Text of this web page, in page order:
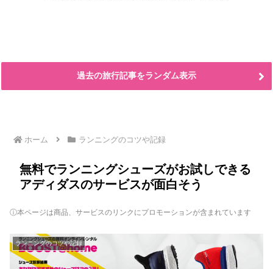
過去の旅行記事をランダム表示
ホーム ランニングのコツや記録
無料でランニングシューズがお試しできる
アディダスのサービスが面白そう
ⓘ本ページは商品、サービスのリンクにプロモーションが含まれています
ランニングのコツや記録